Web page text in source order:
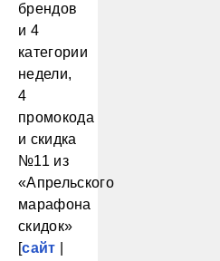
брендов
и 4
категории
недели,
4
промокода
и скидка
№11 из
«Апрельского
марафона
скидок»
[сайт